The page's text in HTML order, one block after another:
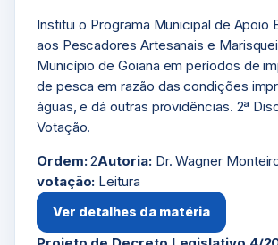
Institui o Programa Municipal de Apoio
aos Pescadores Artesanais e
Município de Goiana em períodos de
de pesca em razão das condições
águas, e dá outras providências. 2ª
Votação.
Ordem:2Autoria:Dr. Wagner
votação: Leitura
Ver detalhes da matéria